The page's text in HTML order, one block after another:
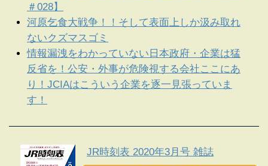
＃028】
河原乞食大戦争！！そして表面上しか汲み取れ
ないクズマスゴミ
情報漏洩をわかっていない日本政府・企業は猛
反省を！公安・外事が危険視する会社ここにあ
り！JCIAはこういう企業を逐一見張っていま
す！
JR時刻表 2020年3月号 雑誌